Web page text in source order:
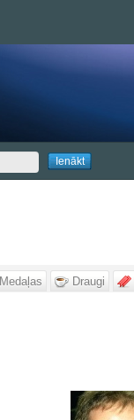
Medaļas Draugi